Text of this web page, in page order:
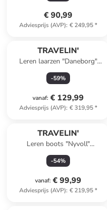
€ 90,99
Adviesprijs (AVP): € 249,95*
TRAVELIN'
Leren laarzen "Daneborg"
zwart
-59%
vanaf: € 129,99
Adviesprijs (AVP): € 319,95*
TRAVELIN'
Leren boots "Nyvoll"
bruin/zwart
-54%
vanaf: € 99,99
Adviesprijs (AVP): € 219,95*